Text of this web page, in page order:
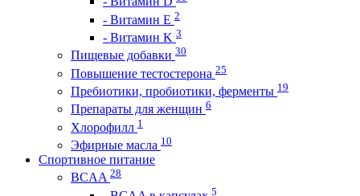
- Витамин E 2
- Витамин K 3
Пищевые добавки 30
Повышение тестостерона 25
Пребиотики, пробиотики, ферменты 19
Препараты для женщин 6
Хлорофилл 1
Эфирные масла 10
Спортивное питание
BCAA 28
5